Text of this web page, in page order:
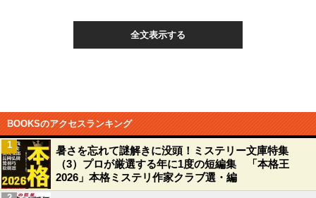
全文表示する
BOOKSのアクセスランキング
暑さを忘れて謎解きに没頭！ミステリー文庫特集
（3）プロが厳選する年に1度の短編集 「本格王
2026」本格ミステリ作家クラブ選・編
1